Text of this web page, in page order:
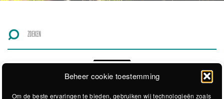
Beheer cookie toestemming
Om de beste ervaringen te bieden, gebruiken wij technologieën zoals